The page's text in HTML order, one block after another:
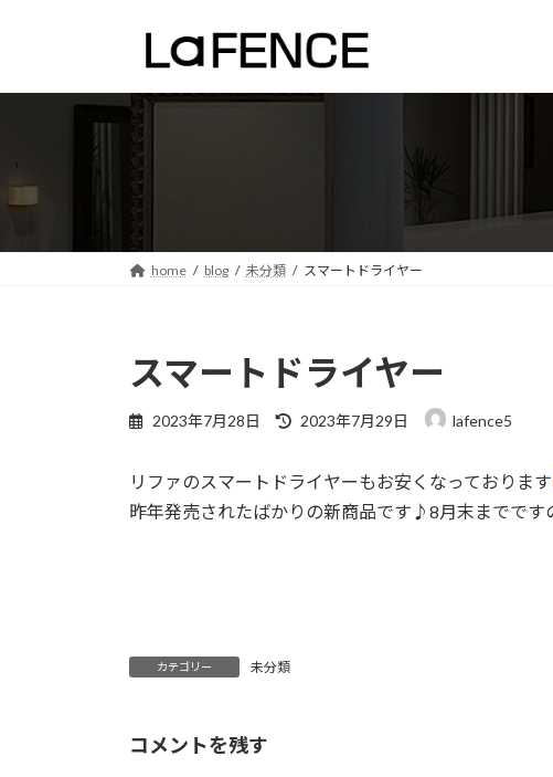
ン
ス
プ
ー
ン
動
home blog 未分類 スマートドライヤー
スマートドライヤー
2023年7月28日
最
新
日
2023年7月29日 lafence5
リファのスマートドライヤーもお安くなっております
昨年発売されたばかりの新商品です♪8月末までです
カテゴリー 未分類
コメントを残す